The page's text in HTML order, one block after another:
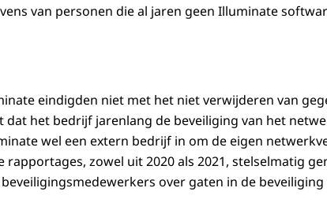
van personen die al jaren geen Illuminate
eindigden niet met het niet verwijderen van
dat het bedrijf jarenlang de beveiliging van het
wel een extern bedrijf in om de eigen
rapportages, zowel uit 2020 als 2021, stelselmatig
over gaten in de